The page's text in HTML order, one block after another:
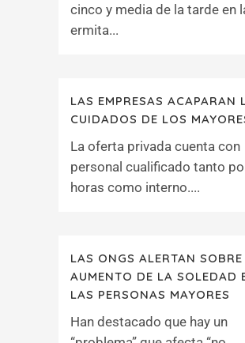
cinco y media de la tarde en
ermita...
LAS EMPRESAS ACAPARAN
CUIDADOS DE LOS
La oferta privada cuenta con
personal cualificado tanto
horas como interno....
LAS ONGS ALERTAN SOBRE
AUMENTO DE LA SOLEDAD
LAS PERSONAS MAYORES
Han destacado que hay un